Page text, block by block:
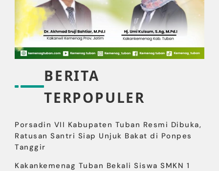
BERITA
TERPOPULER
Porsadin VII Kabupaten Tuban Resmi Dibuka,
Ratusan Santri Siap Unjuk Bakat di Ponpes
Tanggir
Kakankemenag Tuban Bekali Siswa SMKN 1